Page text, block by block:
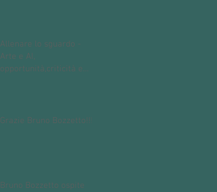
Allenare lo sguardo -
Arte e AI,
opportunità,criticità e
Grazie Bruno Bozzetto!!!
Bruno Bozzetto ospite